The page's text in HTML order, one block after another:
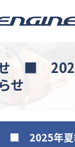
■ 2025
せ
2025年夏